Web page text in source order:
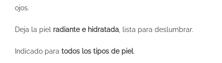
ojos.
Deja la piel radiante e hidratada , lista para deslumbrar.
Indicado para todos los tipos de piel.